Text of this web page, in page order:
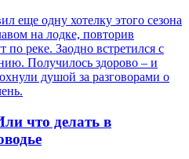
еще одну хотелку этого сезона
на лодке, повторив
реке. Заодно встретился с
Получилось здорово – и
душой за разговорами о
что делать в